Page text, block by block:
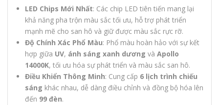
LED Chips Mới Nhất: Các chip LED tiên tiến mang lại
khả năng pha trộn màu sắc tối ưu, hỗ trợ phát triển
mạnh mẽ cho san hô và giữ được màu sắc rực rỡ.
Độ Chính Xác Phổ Màu: Phổ màu hoàn hảo với sự kết
hợp giữa UV, ánh sáng xanh dương và Apollo
14000K, tối ưu hóa sự phát triển và màu sắc san hô.
Điều Khiển Thông Minh: Cung cấp 6 lịch trình chiếu
sáng khác nhau, dễ dàng điều chỉnh và đồng bộ hóa lên
đến 99 đèn.